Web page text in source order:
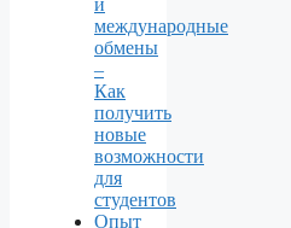
международные
обмены
–
Как
получить
новые
возможности
для
студентов
Опыт